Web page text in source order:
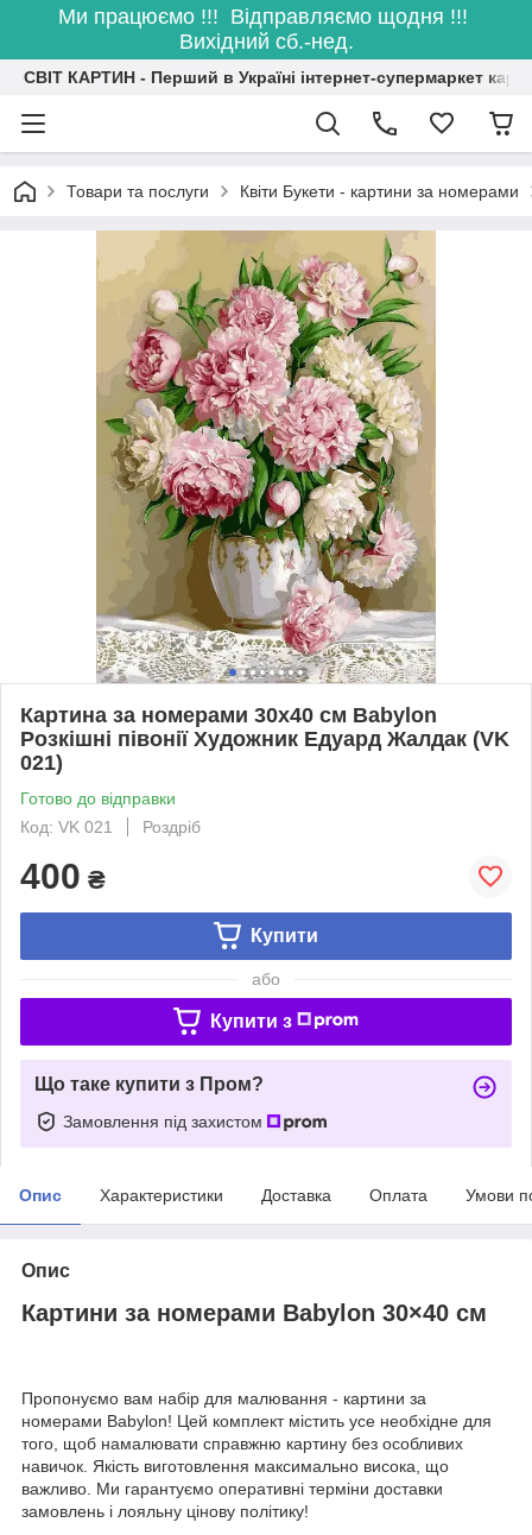
Ми працюємо !!! Відправляємо щодня !!!
Вихідний сб.-нед.
СВІТ КАРТИН - Перший в Україні інтернет-супермаркет
Товари та послуги Квіти Букети - картини за номерами
Картина за номерами 30х40 см Babylon
Розкішні півонії Художник Едуард Жалдак (VK
021)
Готово до відправки
Код: VK 021
Роздріб
400 ₴
Купити
або
Купити з
Що таке купити з Пром?
Замовлення під захистом
Опис Характеристики Доставка Оплата Умови
Опис
Картини за номерами Babylon 30×40 см
Пропонуємо вам набір для малювання - картини за
номерами Babylon! Цей комплект містить усе необхідне для
того, щоб намалювати справжню картину без особливих
навичок. Якість виготовлення максимально висока, що
важливо. Ми гарантуємо оперативні терміни доставки
замовлень і лояльну цінову політику!